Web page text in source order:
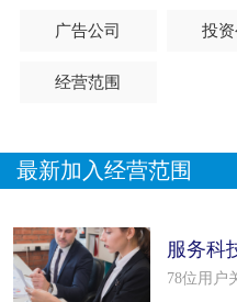
广告公司 投资
经营范围
最新加入经营范围
服务科
么填写
78位用户